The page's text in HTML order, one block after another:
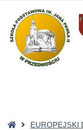
Szkoła
Podstawowa
StronaEUROPEJSKI